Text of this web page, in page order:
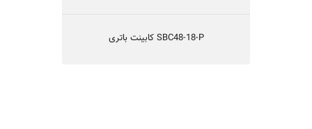
SBC48-18-P کابینت باتری